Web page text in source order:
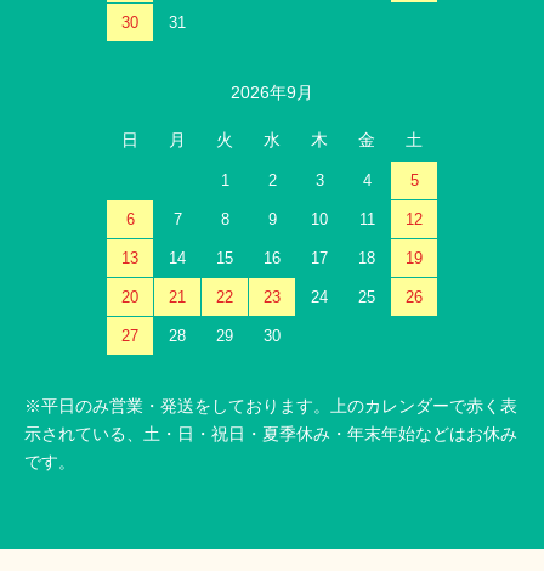
30 31
2026年9月
日 月 火 水 木 金 土
1 2 3 4 5
6 7 8 9 10 11 12
13 14 15 16 17 18 19
20 21 22 23 24 25 26
27 28 29 30
※平日のみ営業・発送をしております。上のカレンダーで赤く表
示されている、土・日・祝日・夏季休み・年末年始などはお休み
です。